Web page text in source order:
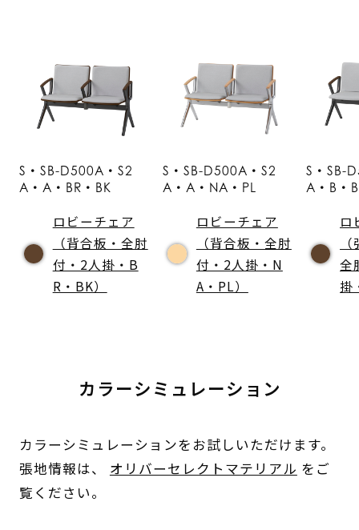
S・SB-D500A・S2
A・A・BR・BK
ロビーチェア
（背合板・全肘
付・2人掛・B
R・BK）
S・SB-D500A・S2
A・A・NA・PL
ロビーチェア
（背合板・全肘
付・2人掛・N
A・PL）
S・SB-
A・B・
ロ
全
掛
カラーシミュレーション
カラーシミュレーションをお試しいただけます。
張地情報は、 オリバーセレクトマテリアル をご
覧ください。